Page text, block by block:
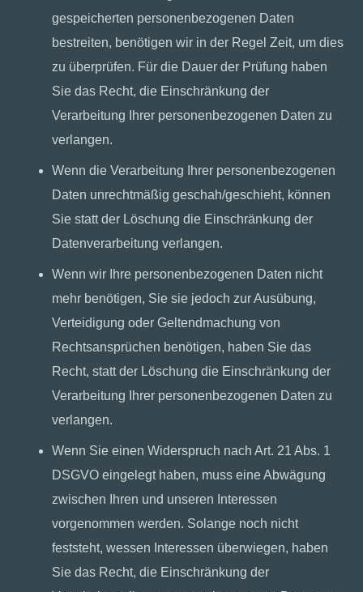
gespeicherten personenbezogenen Daten
bestreiten, benötigen wir in der Regel Zeit, um dies
zu überprüfen. Für die Dauer der Prüfung haben
Sie das Recht, die Einschränkung der
Verarbeitung Ihrer personenbezogenen Daten zu
verlangen.
Wenn die Verarbeitung Ihrer personenbezogenen
Daten unrechtmäßig geschah/geschieht, können
Sie statt der Löschung die Einschränkung der
Datenverarbeitung verlangen.
Wenn wir Ihre personenbezogenen Daten nicht
mehr benötigen, Sie sie jedoch zur Ausübung,
Verteidigung oder Geltendmachung von
Rechtsansprüchen benötigen, haben Sie das
Recht, statt der Löschung die Einschränkung der
Verarbeitung Ihrer personenbezogenen Daten zu
verlangen.
Wenn Sie einen Widerspruch nach Art. 21 Abs. 1
DSGVO eingelegt haben, muss eine Abwägung
zwischen Ihren und unseren Interessen
vorgenommen werden. Solange noch nicht
feststeht, wessen Interessen überwiegen, haben
Sie das Recht, die Einschränkung der